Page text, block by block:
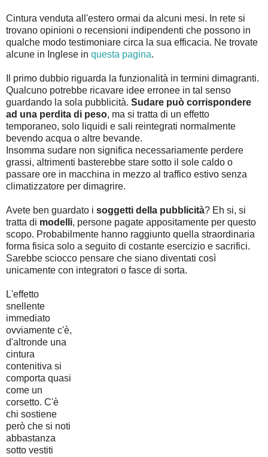
Cintura venduta all'estero ormai da alcuni mesi. In rete si
trovano opinioni o recensioni indipendenti che possono in
qualche modo testimoniare circa la sua efficacia. Ne trovate
alcune in Inglese in questa pagina.
Il primo dubbio riguarda la funzionalità in termini dimagranti.
Qualcuno potrebbe ricavare idee erronee in tal senso
guardando la sola pubblicità. Sudare può corrispondere
ad una perdita di peso, ma si tratta di un effetto
temporaneo, solo liquidi e sali reintegrati normalmente
bevendo acqua o altre bevande.
Insomma sudare non significa necessariamente perdere
grassi, altrimenti basterebbe stare sotto il sole caldo o
passare ore in macchina in mezzo al traffico estivo senza
climatizzatore per dimagrire.
Avete ben guardato i soggetti della pubblicità? Eh si, si
tratta di modelli, persone pagate appositamente per questo
scopo. Probabilmente hanno raggiunto quella straordinaria
forma fisica solo a seguito di costante esercizio e sacrifici.
Sarebbe sciocco pensare che siano diventati così
unicamente con integratori o fasce di sorta.
L'effetto
snellente
immediato
ovviamente c'è,
d'altronde una
cintura
contenitiva si
comporta quasi
come un
corsetto. C'è
chi sostiene
però che si noti
abbastanza
sotto vestiti